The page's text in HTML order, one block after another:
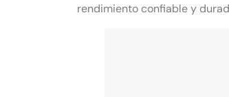
rendimiento confiable y